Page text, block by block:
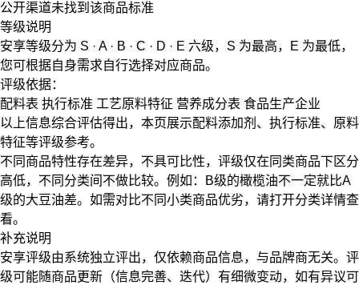
公开渠道未找到该商品标准
等级说明
安享等级分为 S · A · B · C · D · E 六级， S 为最高， E 为最低，
您可根据自身需求自行选择对应商品。
评级依据：
配料表 执行标准 工艺原料特征 营养成分表 食品生产企业
以上信息综合评估得出，本页展示配料添加剂 、 执行标准、 原料
特征等评级参考。
不同商品特性存在差异，不具可比性，评级仅在 同类商品下区分
高低，不同分类间不做比较。例如：B级的橄榄油不一定就比A
级的大豆油差。如需对比不同小类商品优劣，请打开分类详情查
看。
补充说明
安享评级由系统独立评出，仅依赖商品信息， 与品牌商无关。评
级可能随商品更新（信息完善、迭代）有细微变动，如有异议可